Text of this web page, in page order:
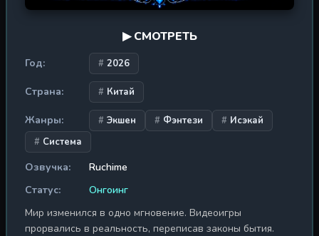
▶ СМОТРЕТЬ
Год: 2026
Страна: Китай
Жанры: Экшен Фэнтези
Исэкай
Система
Озвучка:
Ruchime
Статус:
Онгоинг
Мир изменился в одно мгновение. Видеоигры
прорвались в реальность, переписав законы бытия.